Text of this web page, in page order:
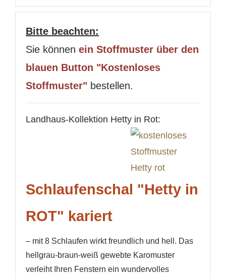
Bitte beachten:
Sie können ein Stoffmuster über den
blauen Button "Kostenloses
Stoffmuster" bestellen.
Landhaus-Kollektion Hetty in Rot:
Schlaufenschal "Hetty in
ROT" kariert
– mit 8 Schlaufen wirkt freundlich und hell. Das
hellgrau-braun-weiß gewebte Karomuster
verleiht Ihren Fenstern ein wundervolles